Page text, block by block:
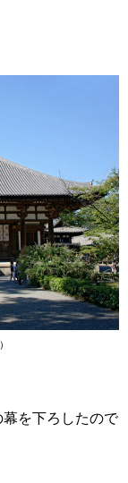
を下ろしたので